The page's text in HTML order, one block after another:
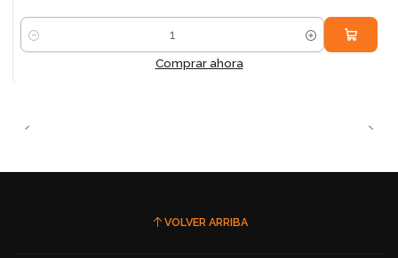
Cantidad
Comprar ahora
VOLVER ARRIBA